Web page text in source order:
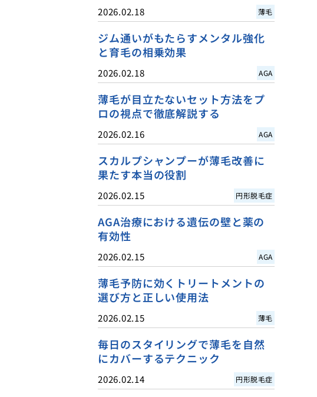
2026.02.18 薄毛
ジム通いがもたらすメンタル強化
と育毛の相乗効果
2026.02.18 AGA
薄毛が目立たないセット方法をプ
ロの視点で徹底解説する
2026.02.16 AGA
スカルプシャンプーが薄毛改善に
果たす本当の役割
2026.02.15 円形脱毛症
AGA治療における遺伝の壁と薬の
有効性
2026.02.15 AGA
薄毛予防に効くトリートメントの
選び方と正しい使用法
2026.02.15 薄毛
毎日のスタイリングで薄毛を自然
にカバーするテクニック
2026.02.14 円形脱毛症